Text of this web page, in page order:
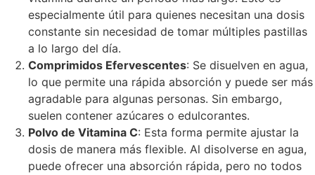
especialmente útil para quienes necesitan una dosis
constante sin necesidad de tomar múltiples pastillas
a lo largo del día.
Comprimidos Efervescentes: Se disuelven en agua,
lo que permite una rápida absorción y puede ser más
agradable para algunas personas. Sin embargo,
suelen contener azúcares o edulcorantes.
Polvo de Vitamina C: Esta forma permite ajustar la
dosis de manera más flexible. Al disolverse en agua,
puede ofrecer una absorción rápida, pero no todos